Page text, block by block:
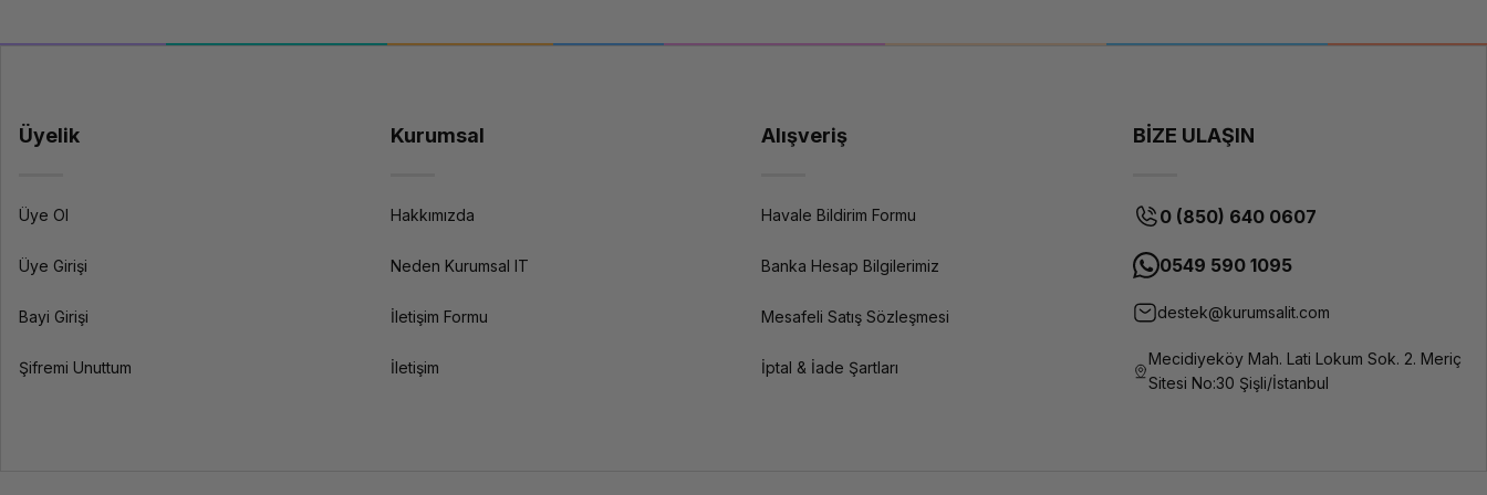
Üyelik
Üye Ol
Üye Girişi
Bayi Girişi
Şifremi Unuttum
Kurumsal
Hakkımızda
Neden Kurumsal IT
İletişim Formu
İletişim
Alışveriş
Havale Bildirim Formu
Banka Hesap Bilgilerimiz
Mesafeli Satış Sözleşmesi
İptal & İade Şartları
BİZE ULAŞIN
0 (850) 640 0607
0549 590 1095
destek@kurumsalit.com
Mecidiyeköy Mah. Lati Lokum Sok. 2. Meriç
Sitesi No:30 Şişli/İstanbul